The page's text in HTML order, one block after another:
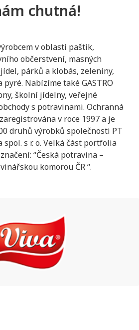
chutná!
v oblasti paštik,
občerstvení, masných
párků a klobás, zeleniny,
Nabízíme také GASTRO
školní jídelny, veřejné
s potravinami. Ochranná
v roce 1997 a je
druhů výrobků společnosti PT
s r. o. Velká část portfolia
“Česká potravina –
komorou ČR “.